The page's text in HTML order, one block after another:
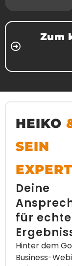
Zum
HEIKO
SEIN
Deine
für echte
Hinter dem
Business-